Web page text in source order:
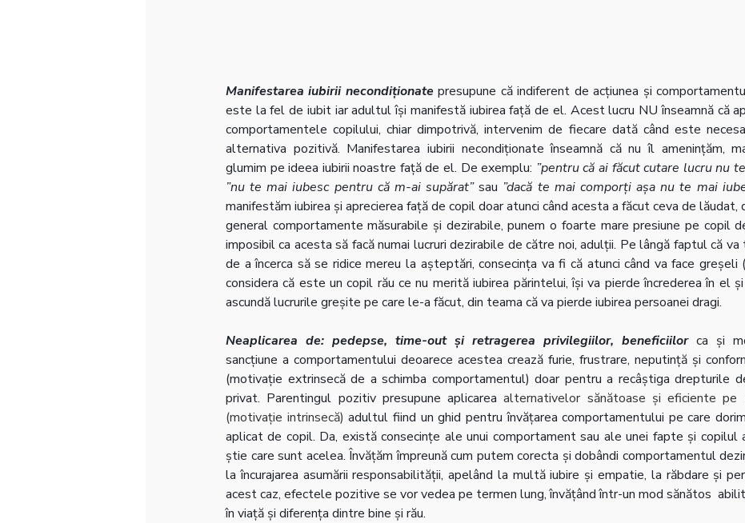
Manifestarea iubirii necondiționate presupune că indiferent de acțiunea și
este la fel de iubit iar adultul își manifestă iubirea față de el. Acest lucru NU înseamnă că
comportamentele copilului, chiar dimpotrivă, intervenim de fiecare dată când este
alternativa pozitivă. Manifestarea iubirii necondiționate înseamnă că nu îl amenințăm,
glumim pe ideea iubirii noastre față de el. De exemplu: ”pentru că ai făcut cutare lucru nu
”nu te mai iubesc pentru că m-ai supărat” sau ”dacă te mai comporți așa nu te mai
manifestăm iubirea și aprecierea față de copil doar atunci când acesta a făcut ceva de lăudat,
general comportamente măsurabile și dezirabile, punem o foarte mare presiune pe copil
imposibil ca acesta să facă numai lucruri dezirabile de către noi, adulții. Pe lângă faptul că va
de a încerca să se ridice mereu la așteptări, consecința va fi că atunci când va face greșeli
considera că este un copil rău ce nu merită iubirea părintelui, își va pierde încrederea în el
ascundă lucrurile greșite pe care le-a făcut, din teama că va pierde iubirea persoanei dragi.
Neaplicarea de: pedepse, time-out și retragerea privilegiilor, beneficiilor ca și
sancțiune a comportamentului deoarece acestea crează furie, frustrare, neputință și
(motivație extrinsecă de a schimba comportamentul) doar pentru a recâștiga drepturile
privat. Parentingul pozitiv presupune aplicarea alternativelor sănătoase și eficiente pe
(motivație intrinsecă) adultul fiind un ghid pentru învățarea comportamentului pe care
aplicat de copil. Da, există consecințe ale unui comportament sau ale unei fapte și copilul
știe care sunt acelea. Învățăm împreună cum putem corecta și dobândi comportamentul
la încurajarea asumării responsabilității, apelând la multă iubire și empatie, la răbdare și
acest caz, efectele pozitive se vor vedea pe termen lung, învățând într-un mod sănătos
în viață și diferența dintre bine și rău.